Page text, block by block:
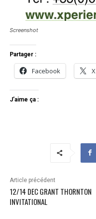
Screenshot
Partager :
Facebook X
J’aime ça :
Article précédent
12/14 DEC GRANT THORNTON
INVITATIONAL